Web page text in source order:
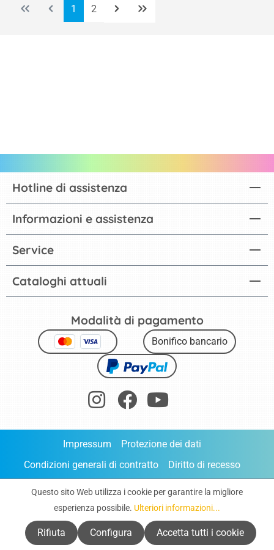
Pagina
1 Pagina
2
Cataloghi attuali
Hotline di assistenza
Informazioni e assistenza
Service
Modalità di pagamento
Bonifico bancario
Impressum
Protezione dei dati
Condizioni generali di contratto
Diritto di recesso
Dichiarazione di accessibilità
Cookie
Ordine diretto
* Tutti i prezzi sono comprensivi di IVA espese di spedizione
salvo diversa indicazione.
Questo sito Web utilizza i cookie per garantire la migliore
esperienza possibile. Ulteriori informazioni...
Rifiuta Configura Accetta tutti i cookie